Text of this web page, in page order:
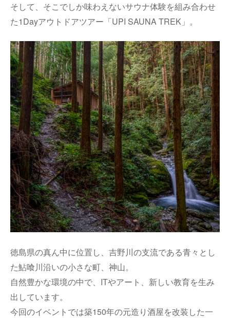
そして、そこでしか味わえないサウナ体験を組み合わせ
た1Dayアウトドアツアー「UPI SAUNA TREK」。
徳島県の真ん中に位置し、吉野川の支流である青々とし
た鮎喰川沿いの小さな町、神山。
自然豊かな環境の中で、ITやアート、新しい教育を生み
出しています。
今回のイベントでは築150年の元造り酒屋を改装した一